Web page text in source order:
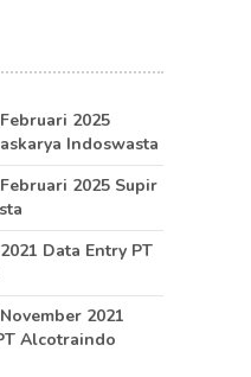
2025
Indoswasta
2025 Supir
Data Entry PT
2021
Alcotraindo